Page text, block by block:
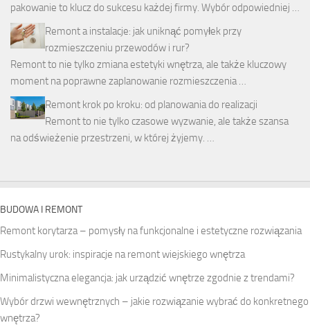
pakowanie to klucz do sukcesu każdej firmy. Wybór odpowiedniej …
Remont a instalacje: jak uniknąć pomyłek przy
rozmieszczeniu przewodów i rur?
Remont to nie tylko zmiana estetyki wnętrza, ale także kluczowy
moment na poprawne zaplanowanie rozmieszczenia …
Remont krok po kroku: od planowania do realizacji
Remont to nie tylko czasowe wyzwanie, ale także szansa
na odświeżenie przestrzeni, w której żyjemy. …
BUDOWA I REMONT
Remont korytarza – pomysły na funkcjonalne i estetyczne rozwiązania
Rustykalny urok: inspiracje na remont wiejskiego wnętrza
Minimalistyczna elegancja: jak urządzić wnętrze zgodnie z trendami?
Wybór drzwi wewnętrznych – jakie rozwiązanie wybrać do konkretnego
wnętrza?